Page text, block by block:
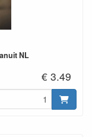
NL
€ 3.49